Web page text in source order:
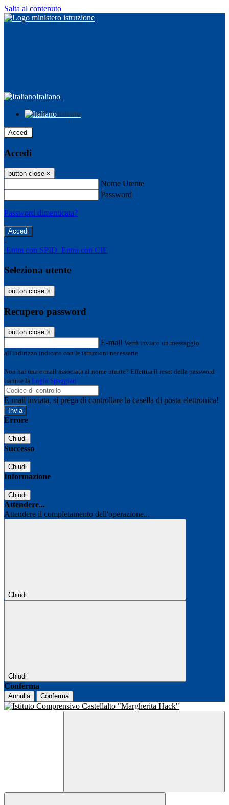
Salta al contenuto
Italiano
Italiano
Accedi
Accedi
button close ×
Nome Utente
Password
Password dimenticata?
-
Entra con SPID Entra con CIE
Seleziona utente
button close ×
Recupero password
button close ×
E-mail Verrà inviato un messaggio
all'indirizzo indicato con le istruzioni necessarie.
Non hai una e-mail associata al nome utente? Effettua il reset della password
tramite la Login Spaggiari
E-mail inviata, si prega di controllare la casella di posta elettronica!
Errore
Chiudi
Successo
Chiudi
Informazione
Chiudi
Attendere...
Attendere il completamento dell'operazione...
Chiudi
Chiudi
Conferma
Annulla Conferma